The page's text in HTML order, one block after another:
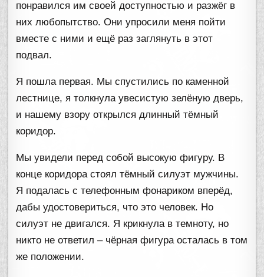
понравился им своей доступностью и разжёг в
них любопытство. Они упросили меня пойти
вместе с ними и ещё раз заглянуть в этот
подвал.
Я пошла первая. Мы спустились по каменной
лестнице, я толкнула увесистую зелёную дверь,
и нашему взору открылся длинный тёмный
коридор.
Мы увидели перед собой высокую фигуру. В
конце коридора стоял тёмный силуэт мужчины.
Я подалась с телефонным фонариком вперёд,
дабы удостовериться, что это человек. Но
силуэт не двигался. Я крикнула в темноту, но
никто не ответил – чёрная фигура осталась в том
же положении.